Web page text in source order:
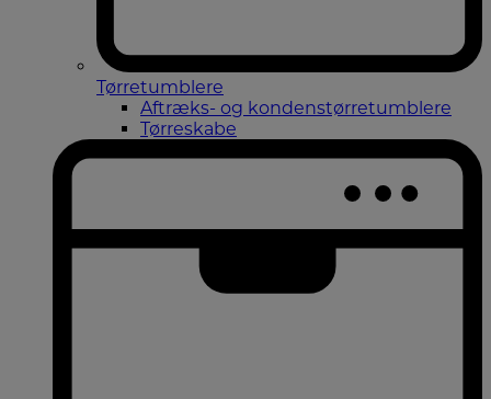
Tørretumblere
Aftræks- og kondenstørretumblere
Tørreskabe